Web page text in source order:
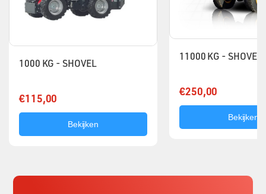
1000 KG - SHOVEL
€115,00
Bekijken
11000 KG - SHOVEL
€250,00
Bekijken